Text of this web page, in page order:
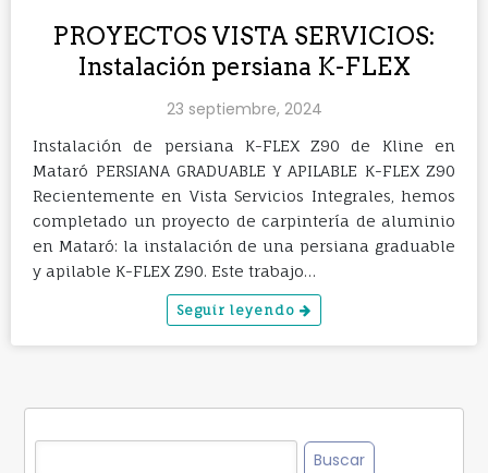
PROYECTOS VISTA SERVICIOS:
Instalación persiana K-FLEX
23 septiembre, 2024
Instalación de persiana K-FLEX Z90 de Kline en
Mataró PERSIANA GRADUABLE Y APILABLE K-FLEX Z90
Recientemente en Vista Servicios Integrales, hemos
completado un proyecto de carpintería de aluminio
en Mataró: la instalación de una persiana graduable
y apilable K-FLEX Z90. Este trabajo…
Seguir leyendo
Buscar: